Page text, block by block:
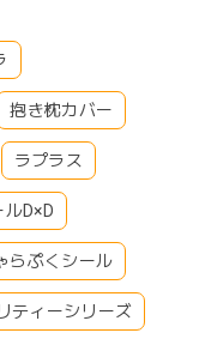
抱き枕カバー
ラプラス
D×D
らぷくシール
ティーシリーズ